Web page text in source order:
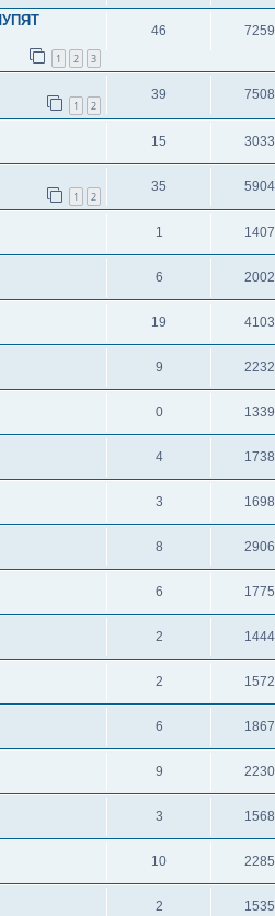
1 2 3
46
1 2
39
15
1 2
35
1
6
19
9
0
4
3
8
6
2
2
6
9
3
10
2